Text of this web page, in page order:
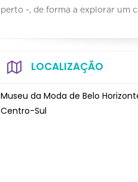
perto -, de forma a explorar um
LOCALIZAÇÃO
Museu da Moda de Belo
Centro-Sul